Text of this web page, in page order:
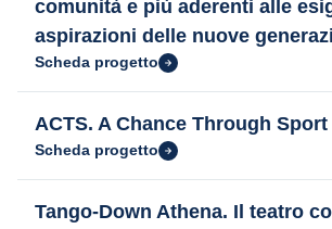
comunità e più aderenti alle
aspirazioni delle nuove
Scheda progetto
ACTS. A Chance Through Sport
Scheda progetto
Tango-Down Athena. Il teatro